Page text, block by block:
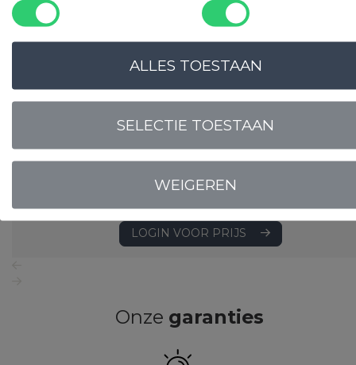
LOGIN VOOR PRIJS
Onze garanties
WEIGEREN
SELECTIE TOESTAAN
ALLES TOESTAAN